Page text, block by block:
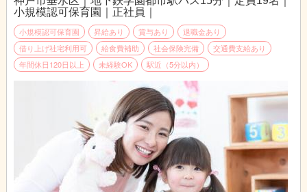
小規模認可保育園｜正社員｜
小規模認可保育園 昇給あり 賞与あり
退職金あり
借り上げ社宅利用可
給食費補助 社会保険完備
交通費支給あり
年間休日120日以上
未経験OK 駅近（5分以内）